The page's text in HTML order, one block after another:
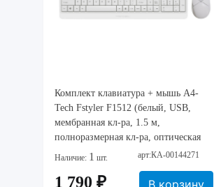
Комплект клавиатура + мышь A4-
Tech Fstyler F1512 (белый, USB,
мембранная кл-ра, 1.5 м,
полноразмерная кл-ра, оптическая
мышь, 1500 dpi) F1512 White
Наличие: 1 шт. арт:КА-00144271
1 790 ₽ В корзину